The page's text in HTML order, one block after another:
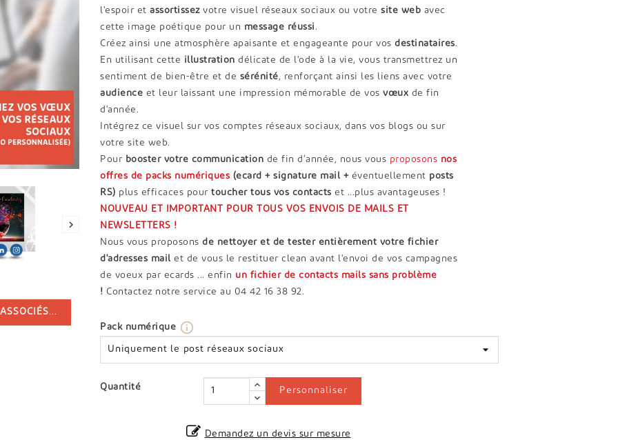

...
l'espoir et assortissezvotre visuel réseaux sociaux ou votre site web avec
cette image poétique pour un message réussi.
Créez ainsi une atmosphère apaisante et engageante pour vos destinataires.
En utilisant cette illustration délicate de l'ode à la vie, vous transmettrez un
sentiment de bien-être et de sérénité, renforçant ainsi les liens avec votre
audience et leur laissant une impression mémorable de vos vœux de fin
d'année.
Intégrez ce visuel sur vos comptes réseaux sociaux, dans vos blogs ou sur
votre site web.
Pour booster votre communication de fin d’année, nous vous proposons nos
offres de packs numériques (ecard + signature mail + éventuellement posts
RS) plus efficaces pour toucher tous vos contacts et ...plus avantageuses !
NOUVEAU ET IMPORTANT POUR TOUS VOS ENVOIS DE MAILS ET
NEWSLETTERS !
Nous vous proposons de nettoyer et de tester entièrement votre fichier
d'adresses mailet de vous le restituer clean avant l'envoi de vos campagnes
de voeux par ecards ... enfin un fichier de contacts mails sans problème
! Contactez notre service au 04 42 16 38 92.
Pack numérique info_outline
Quantité Personnaliser
Demandez un devis sur mesure